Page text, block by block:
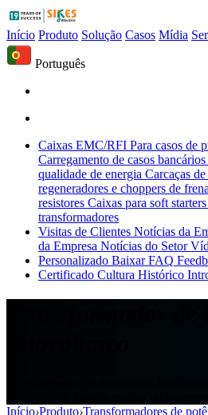
Início Produto Solução Casos Mídia
Português
Caixas EMC/RFI Para casos de
Carregamento de casos bancários
qualidade de energia Carcaças
regeneradores e choppers de
resistores Caixas para soft starters
transformadores
Visitas de Clientes Notícias da
da Empresa Notícias do Setor
Personalizado Baixar FAQ
Certificado Cultura Histórico
Início›Produto›Transformadores de